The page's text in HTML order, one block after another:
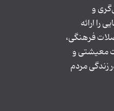
و
را ارائه
فرهنگی،
معیشتی و
مردم